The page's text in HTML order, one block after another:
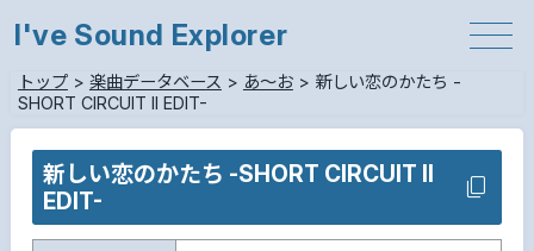
I've Sound Explorer
トップ> 楽曲データベース > あ～お> 新しい恋のかたち -
SHORT CIRCUIT II EDIT-
新しい恋のかたち -SHORT CIRCUIT II
EDIT-